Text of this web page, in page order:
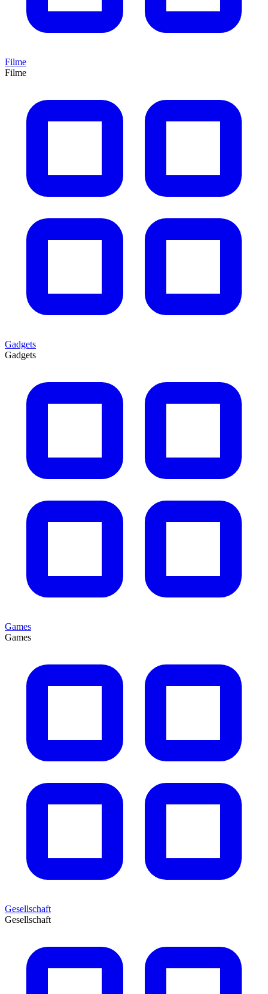
Filme
Filme
Gadgets
Gadgets
Games
Games
Gesellschaft
Gesellschaft